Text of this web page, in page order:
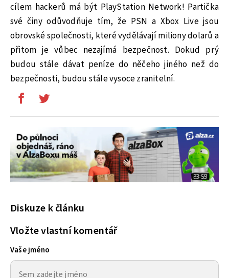
cílem hackerů má být PlayStation Network! Partička
své činy odůvodňuje tím, že PSN a Xbox Live jsou
obrovské společnosti, které vydělávají miliony dolarů a
přitom je vůbec nezajímá bezpečnost. Dokud prý
budou stále dávat peníze do něčeho jiného než do
bezpečnosti, budou stále vysoce zranitelní.
Diskuze k článku
Vložte vlastní komentář
Vaše jméno